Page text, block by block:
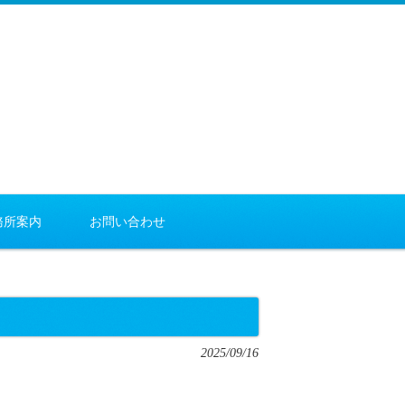
所案内 お問い合わせ
2025/09/16